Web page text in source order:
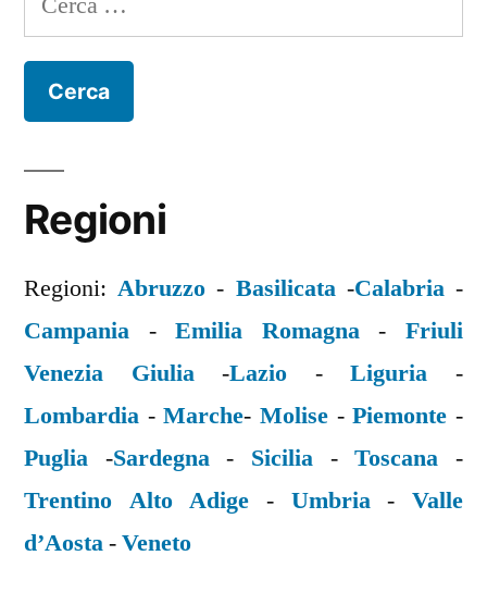
per:
Regioni
Regioni:Abruzzo - Basilicata-Calabria-
Campania -Emilia Romagna-Friuli
Venezia Giulia-Lazio -Liguria -
Lombardia -Marche-Molise -Piemonte -
Puglia -Sardegna- Sicilia -Toscana -
Trentino Alto Adige - Umbria-Valle
d’Aosta-Veneto